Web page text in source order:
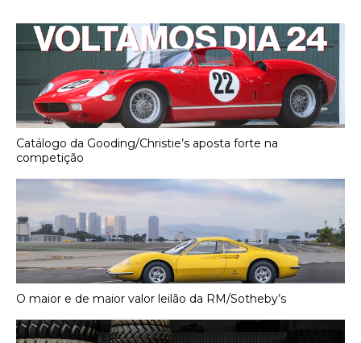
Catálogo da Gooding/Christie’s aposta forte na
competição
O maior e de maior valor leilão da RM/Sotheby’s